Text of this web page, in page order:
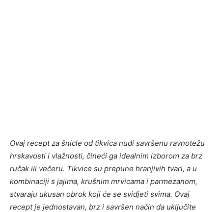
Ovaj recept za šnicle od tikvica nudi savršenu ravnotežu
hrskavosti i vlažnosti, čineći ga idealnim izborom za brz
ručak ili večeru. Tikvice su prepune hranjivih tvari, a u
kombinaciji s jajima, krušnim mrvicama i parmezanom,
stvaraju ukusan obrok koji će se svidjeti svima. Ovaj
recept je jednostavan, brz i savršen način da uključite